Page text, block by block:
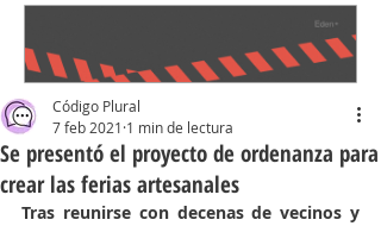
Se presentó el proyecto de ordenanza para
crear las ferias artesanales
Código Plural
7 feb 2021 1 min de lectura
Tras reunirse con decenas de vecinos y